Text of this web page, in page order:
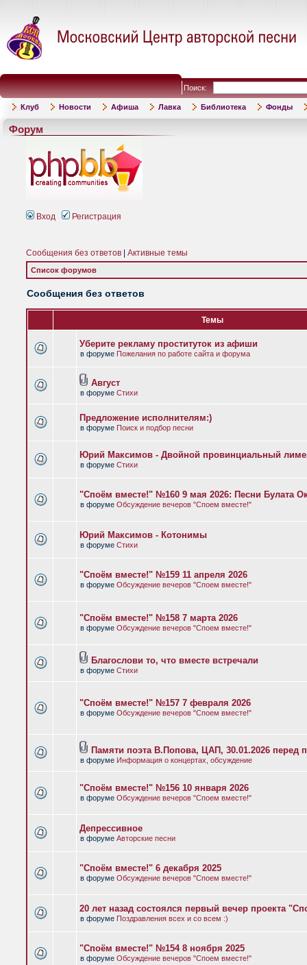
Поиск:
Клуб Новости Афиша Лавка Библиотека Фонды
Форум
Вход Регистрация
Сообщения без ответов Активные темы
Список форумов
Сообщения без ответов
Темы
Уберите рекламу проституток из афиши
в форуме Пожелания по работе сайта и форума
Август
в форуме Стихи
Предложение исполнителям:)
в форуме Поиск и подбор песни
Юрий Максимов - Двойной провинциальный
в форуме Стихи
"Споём вместе!" №160 9 мая 2026: Песни Булата
в форуме Обсуждение вечеров "Споем вместе!"
Юрий Максимов - Котонимы
в форуме Стихи
"Споём вместе!" №159 11 апреля 2026
в форуме Обсуждение вечеров "Споем вместе!"
"Споём вместе!" №158 7 марта 2026
в форуме Обсуждение вечеров "Споем вместе!"
Благослови то, что вместе встречали
в форуме Стихи
"Споём вместе!" №157 7 февраля 2026
в форуме Обсуждение вечеров "Споем вместе!"
Памяти поэта В.Попова, ЦАП, 30.01.2026 перед
в форуме Информация о концертах, обсуждение
"Споём вместе!" №156 10 января 2026
в форуме Обсуждение вечеров "Споем вместе!"
Депрессивное
в форуме Авторские песни
"Споём вместе!" 6 декабря 2025
в форуме Обсуждение вечеров "Споем вместе!"
20 лет назад состоялся первый вечер проекта
в форуме Поздравления всех и со всем :)
"Споём вместе!" №154 8 ноября 2025
в форуме Обсуждение вечеров "Споем вместе!"